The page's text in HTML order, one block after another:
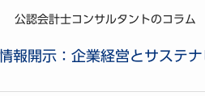
公認会計士コンサルタントのコラム
報開示：企業経営とサステ